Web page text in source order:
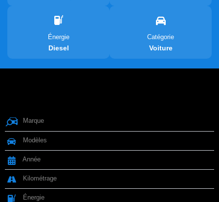
Énergie
Diesel
Catégorie
Voiture
Marque
Modèles
Année
Kilométrage
Énergie